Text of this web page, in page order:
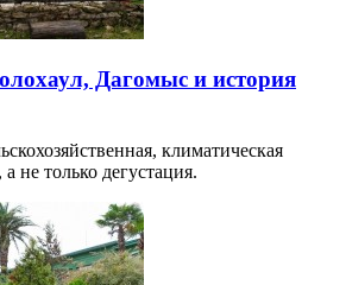
Дагомыс и история
климатическая
не только дегустация.